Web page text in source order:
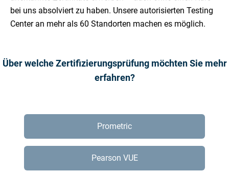
bei uns absolviert zu haben. Unsere autorisierten Testing
Center an mehr als 60 Standorten machen es möglich.
Über welche Zertifizierungsprüfung möchten Sie mehr
erfahren?
Prometric
Pearson VUE